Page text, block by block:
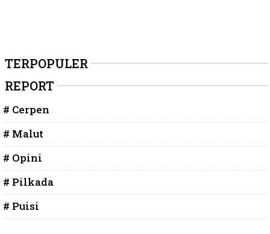
TERPOPULER
REPORT
# Cerpen
# Malut
# Opini
# Pilkada
# Puisi